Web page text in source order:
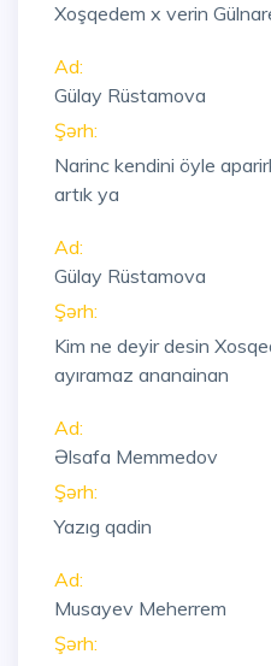
Xoşqedem x verin
Ad:
Gülay Rüstamova
Şərh:
Narinc kendini öyle
artık ya
Ad:
Gülay Rüstamova
Şərh:
Kim ne deyir desin
ayıramaz ananainan
Ad:
Əlsafa Memmedov
Şərh:
Yazıg qadin
Ad:
Musayev Meherrem
Şərh: